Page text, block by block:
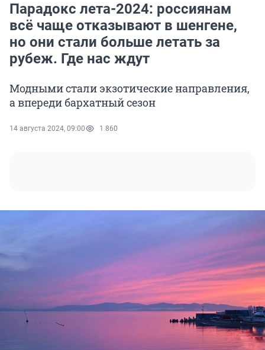
Парадокс лета-2024: россиянам
всё чаще отказывают в шенгене,
но они стали больше летать за
рубеж. Где нас ждут
Модными стали экзотические направления,
а впереди бархатный сезон
14 августа 2024, 09:00 1 860